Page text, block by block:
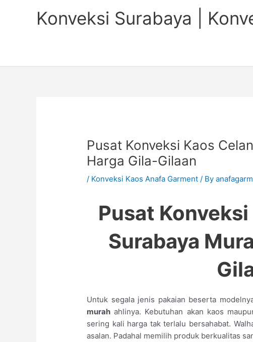
Konveksi Surabaya |
Pusat Konveksi Kaos
Harga Gila-Gilaan
/ Konveksi Kaos Anafa Garment / By
Pusat
Surabaya
Untuk segala jenis pakaian beserta
murah ahlinya. Kebutuhan akan kaos
sering kali harga tak terlalu bersahabat.
asalan. Padahal memilih produk berkualitas